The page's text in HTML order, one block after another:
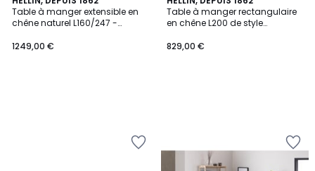
Table à manger extensible en
chêne naturel L160/247 -
1249,00 €
Table à manger rectangulaire
en chêne L200 de style
829,00 €